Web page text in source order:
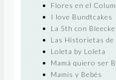
Flores en el
I love Bundtcakes
La 5th con
Las Historietas de
Loleta by Loleta
Mamá quiero ser
Mamis y Bebés